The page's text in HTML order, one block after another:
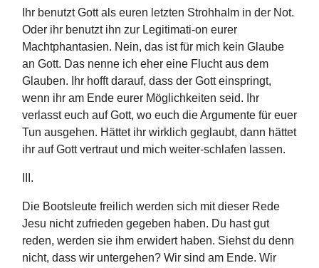
Ihr benutzt Gott als euren letzten Strohhalm in der Not.
Oder ihr benutzt ihn zur Legitimati-on eurer
Machtphantasien. Nein, das ist für mich kein Glaube
an Gott. Das nenne ich eher eine Flucht aus dem
Glauben. Ihr hofft darauf, dass der Gott einspringt,
wenn ihr am Ende eurer Möglichkeiten seid. Ihr
verlasst euch auf Gott, wo euch die Argumente für euer
Tun ausgehen. Hättet ihr wirklich geglaubt, dann hättet
ihr auf Gott vertraut und mich weiter-schlafen lassen.
III.
Die Bootsleute freilich werden sich mit dieser Rede
Jesu nicht zufrieden gegeben haben. Du hast gut
reden, werden sie ihm erwidert haben. Siehst du denn
nicht, dass wir untergehen? Wir sind am Ende. Wir